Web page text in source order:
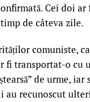
Cei doi
de câteva zile.
comuniste,
fi transportat-o cu
de urme, iar
recunoscut